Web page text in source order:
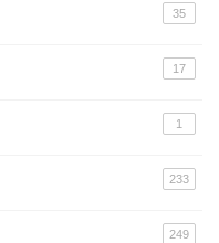
35
17
1
233
249